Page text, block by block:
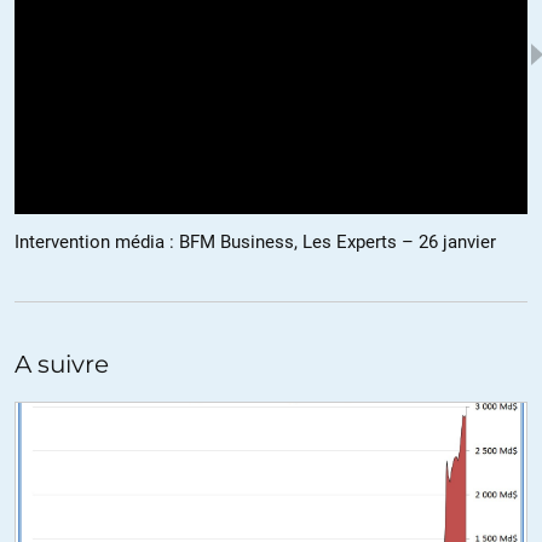
sur l’inquiétude de ses organisateurs : « Le capitalisme du XXème
« Risques globaux en 2012 : les graines de la désillusion », ou encore
Intervention média : BFM Business, Les Experts – 26 janvier
A suivre